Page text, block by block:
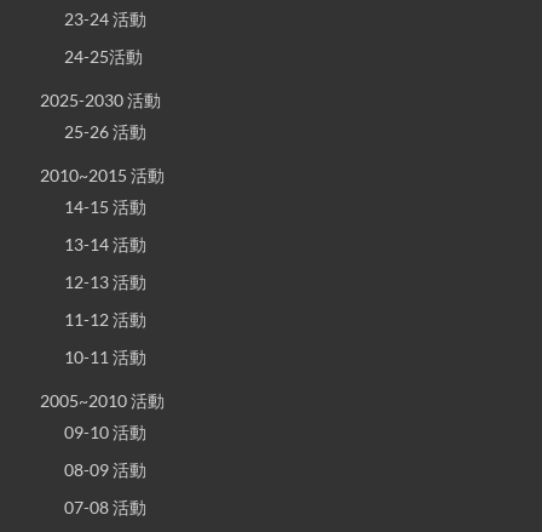
23-24 活動
24-25活動
2025-2030 活動
25-26 活動
2010~2015 活動
14-15 活動
13-14 活動
12-13 活動
11-12 活動
10-11 活動
2005~2010 活動
09-10 活動
08-09 活動
07-08 活動